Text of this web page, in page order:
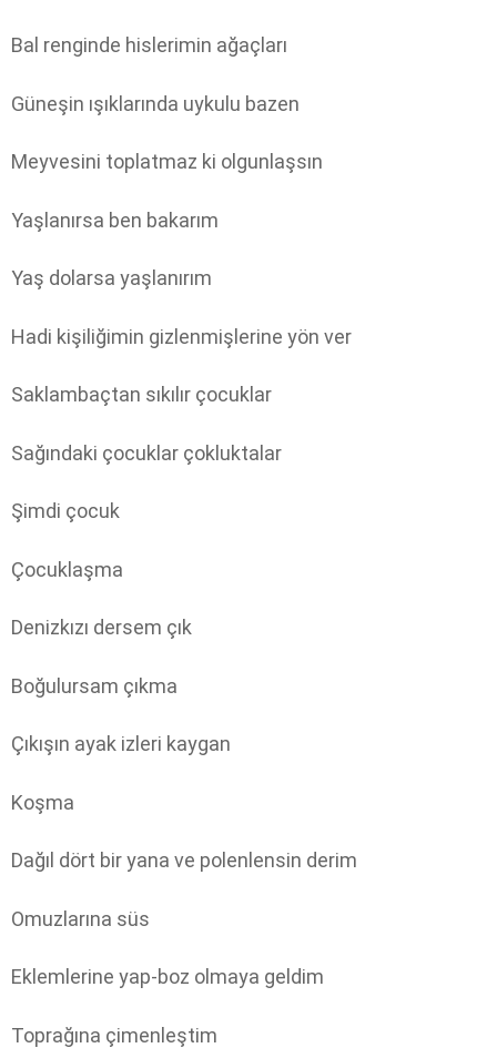
Bal renginde hislerimin ağaçları
Güneşin ışıklarında uykulu bazen
Meyvesini toplatmaz ki olgunlaşsın
Yaşlanırsa ben bakarım
Yaş dolarsa yaşlanırım
Hadi kişiliğimin gizlenmişlerine yön ver
Saklambaçtan sıkılır çocuklar
Sağındaki çocuklar çokluktalar
Şimdi çocuk
Çocuklaşma
Denizkızı dersem çık
Boğulursam çıkma
Çıkışın ayak izleri kaygan
Koşma
Dağıl dört bir yana ve polenlensin derim
Omuzlarına süs
Eklemlerine yap-boz olmaya geldim
Toprağına çimenleştim